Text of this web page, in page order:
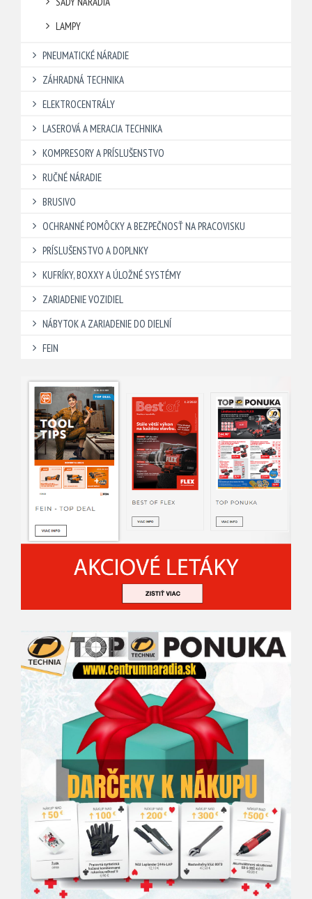
LAMPY
PNEUMATICKÉ NÁRADIE
ZÁHRADNÁ TECHNIKA
ELEKTROCENTRÁLY
LASEROVÁ A MERACIA TECHNIKA
KOMPRESORY A PRÍSLUŠENSTVO
RUČNÉ NÁRADIE
BRUSIVO
OCHRANNÉ POMÔCKY A BEZPEČNOSŤ NA PRACOVISKU
PRÍSLUŠENSTVO A DOPLNKY
KUFRÍKY, BOXXY A ÚLOŽNÉ SYSTÉMY
ZARIADENIE VOZIDIEL
NÁBYTOK A ZARIADENIE DO DIELNÍ
FEIN